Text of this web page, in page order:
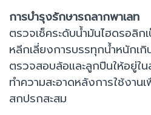
การบำรุงรักษารถลากพาเลท
ตรวจเช็คระดับน้ำมันไฮดรอลิก
หลีกเลี่ยงการบรรทุกน้ำหนักเ
ตรวจสอบล้อและลูกปืนให้อยู่ใ
ทำความสะอาดหลังการใช้งา
สกปรกสะสม